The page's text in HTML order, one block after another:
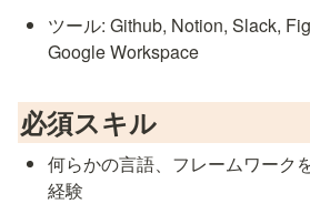
ツール: Github, Notion, Slack,
Google Workspace
必須スキル
何らかの言語、フレームワーク
経験